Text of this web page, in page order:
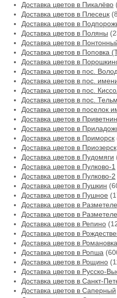
Доставка цветов в Пикалёво
Доставка цветов в Плесецк
Доставка цветов в
Доставка цветов в Поляны
Доставка цветов в
Доставка цветов в Поповка
Доставка цветов в
Доставка цветов в пос.
Доставка цветов в пос.
Доставка цветов в пос.
Доставка цветов в пос.
Доставка цветов в поселок
Доставка цветов в
Доставка цветов в
Доставка цветов в Приморск
Доставка цветов в Приозерск
Доставка цветов в Пудомяги
Доставка цветов в Пулково-1
Доставка цветов в Пулково-2
Доставка цветов в Пушкин
Доставка цветов в Пушное
Доставка цветов в
Доставка цветов в
Доставка цветов в Репино
Доставка цветов в
Доставка цветов в Романовка
Доставка цветов в Ропша
Доставка цветов в Рощино
Доставка цветов в Русско-
Доставка цветов в Санкт-
Доставка цветов в Саперный